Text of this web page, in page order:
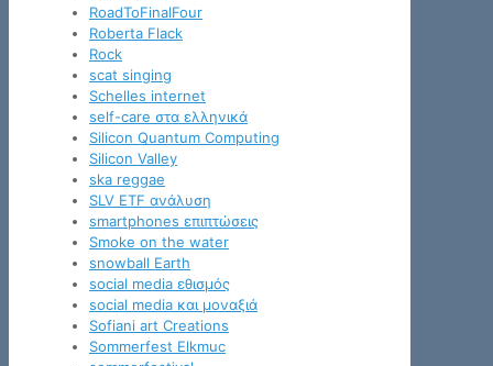
RoadToFinalFour
Roberta Flack
Rock
scat singing
Schelles internet
self-care στα ελληνικά
Silicon Quantum Computing
Silicon Valley
ska reggae
SLV ETF ανάλυση
smartphones επιπτώσεις
Smoke on the water
snowball Earth
social media εθισμός
social media και μοναξιά
Sofiani art Creations
Sommerfest Elkmuc